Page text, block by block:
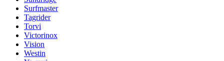
Surfmaster
Tagrider
Torvi
Victorinox
Vision
Westin